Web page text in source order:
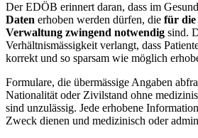
Der EDÖB erinnert daran, dass im
Daten erhoben werden dürfen, die für die
Verwaltung zwingend notwendig sind.
Verhältnismässigkeit verlangt, dass
korrekt und so sparsam wie möglich
Formulare, die übermässige Angaben
Nationalität oder Zivilstand ohne
sind unzulässig. Jede erhobene
Zweck dienen und medizinisch oder